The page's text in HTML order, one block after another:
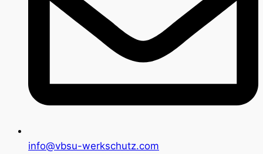
info@vbsu-werkschutz.com